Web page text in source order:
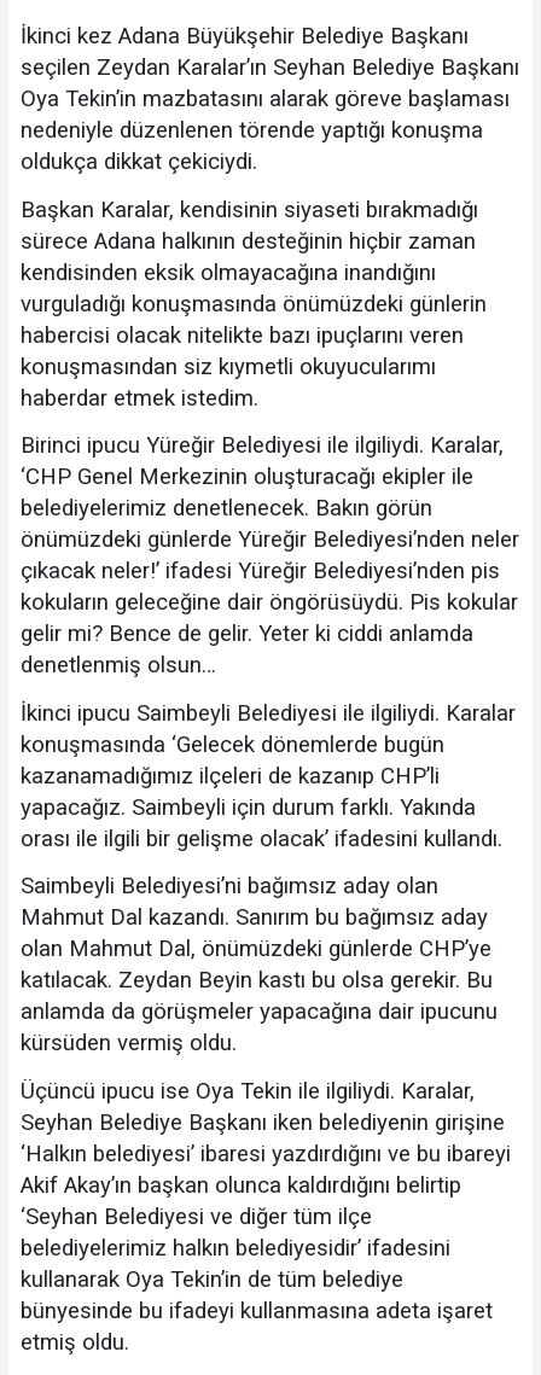
İkinci kez Adana Büyükşehir Belediye Başkanı
seçilen Zeydan Karalar’ın Seyhan Belediye Başkanı
Oya Tekin’in mazbatasını alarak göreve başlaması
nedeniyle düzenlenen törende yaptığı konuşma
oldukça dikkat çekiciydi.
Başkan Karalar, kendisinin siyaseti bırakmadığı
sürece Adana halkının desteğinin hiçbir zaman
kendisinden eksik olmayacağına inandığını
vurguladığı konuşmasında önümüzdeki günlerin
habercisi olacak nitelikte bazı ipuçlarını veren
konuşmasından siz kıymetli okuyucularımı
haberdar etmek istedim.
Birinci ipucu Yüreğir Belediyesi ile ilgiliydi. Karalar,
‘CHP Genel Merkezinin oluşturacağı ekipler ile
belediyelerimiz denetlenecek. Bakın görün
önümüzdeki günlerde Yüreğir Belediyesi’nden neler
çıkacak neler!’ ifadesi Yüreğir Belediyesi’nden pis
kokuların geleceğine dair öngörüsüydü. Pis kokular
gelir mi? Bence de gelir. Yeter ki ciddi anlamda
denetlenmiş olsun…
İkinci ipucu Saimbeyli Belediyesi ile ilgiliydi. Karalar
konuşmasında ‘Gelecek dönemlerde bugün
kazanamadığımız ilçeleri de kazanıp CHP’li
yapacağız. Saimbeyli için durum farklı. Yakında
orası ile ilgili bir gelişme olacak’ ifadesini kullandı.
Saimbeyli Belediyesi’ni bağımsız aday olan
Mahmut Dal kazandı. Sanırım bu bağımsız aday
olan Mahmut Dal, önümüzdeki günlerde CHP’ye
katılacak. Zeydan Beyin kastı bu olsa gerekir. Bu
anlamda da görüşmeler yapacağına dair ipucunu
kürsüden vermiş oldu.
Üçüncü ipucu ise Oya Tekin ile ilgiliydi. Karalar,
Seyhan Belediye Başkanı iken belediyenin girişine
‘Halkın belediyesi’ ibaresi yazdırdığını ve bu ibareyi
Akif Akay’ın başkan olunca kaldırdığını belirtip
‘Seyhan Belediyesi ve diğer tüm ilçe
belediyelerimiz halkın belediyesidir’ ifadesini
kullanarak Oya Tekin’in de tüm belediye
bünyesinde bu ifadeyi kullanmasına adeta işaret
etmiş oldu.